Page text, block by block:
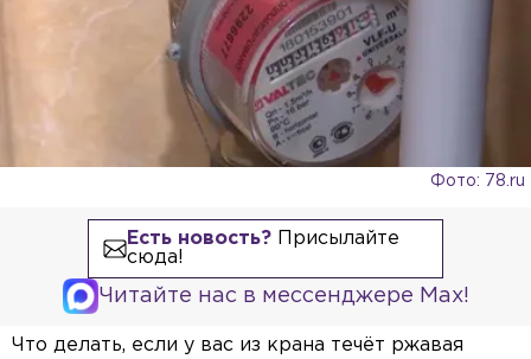
Фото: 78.ru
Есть новость?Присылайте
сюда!
Читайте нас в мессенджере Max!
Что делать, если у вас из крана течёт ржавая